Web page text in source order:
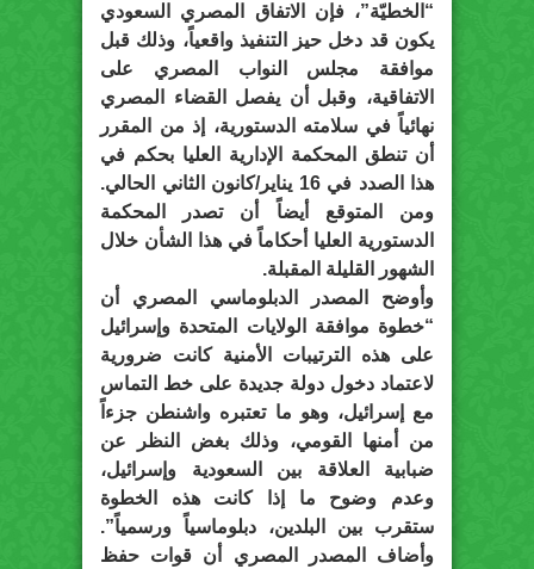
“الخطيّة”، فإن الاتفاق المصري السعودي
يكون قد دخل حيز التنفيذ واقعياً، وذلك قبل
موافقة مجلس النواب المصري على
الاتفاقية، وقبل أن يفصل القضاء المصري
نهائياً في سلامته الدستورية، إذ من المقرر
أن تنطق المحكمة الإدارية العليا بحكم في
هذا الصدد في 16 يناير/كانون الثاني الحالي.
ومن المتوقع أيضاً أن تصدر المحكمة
الدستورية العليا أحكاماً في هذا الشأن خلال
الشهور القليلة المقبلة.
وأوضح المصدر الدبلوماسي المصري أن
“خطوة موافقة الولايات المتحدة وإسرائيل
على هذه الترتيبات الأمنية كانت ضرورية
لاعتماد دخول دولة جديدة على خط التماس
مع إسرائيل، وهو ما تعتبره واشنطن جزءاً
من أمنها القومي، وذلك بغض النظر عن
ضبابية العلاقة بين السعودية وإسرائيل،
وعدم وضوح ما إذا كانت هذه الخطوة
ستقرب بين البلدين، دبلوماسياً ورسمياً”.
وأضاف المصدر المصري أن قوات حفظ